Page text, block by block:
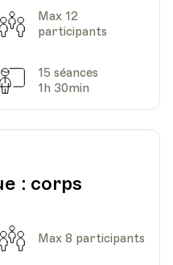
Capacité
Max 12
participants
Séances
15 séances
1h 30min
: corps
Capacité
Max 8 participants